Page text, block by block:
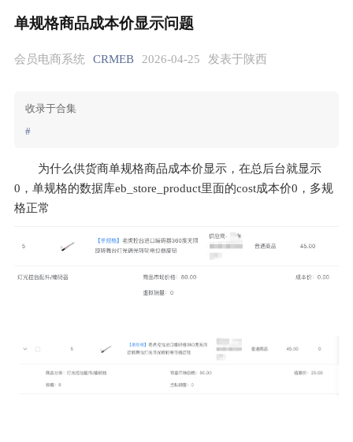
单规格商品成本价显示问题
会员电商系统 CRMEB 2026-04-25 发表于陕西
收录于合集
#
为什么供货商单规格商品成本价显示，在总后台就显示
0，单规格的数据库eb_store_product里面的cost成本价0，多规
格正常